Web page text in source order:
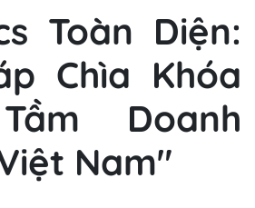
Toàn Diện:
Chìa Khóa
Doanh
Nam"